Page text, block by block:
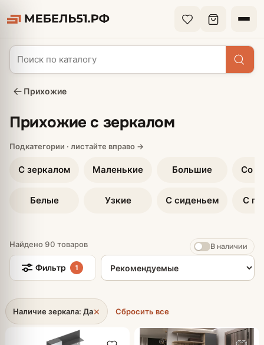
Прихожие
Прихожие с зеркалом
С зеркалом
Белые
Маленькие
Узкие
Большие
С сиденьем
Со
С
Найдено 90 товаров В наличии
Фильтр 1
Сортировка товаров
Наличие зеркала: Да× Сбросить все